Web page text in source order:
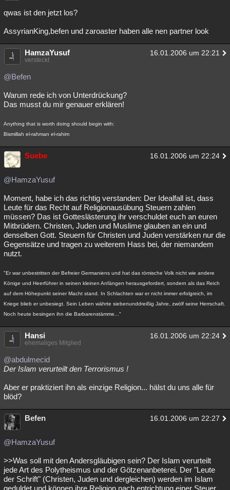
qwas ist den jetzt los?
AssyrianKing,befen und zaroaster haben alle nen partner look
HamzaYusuf 16.01.2006 um 22:21
versteckt
@Befen
Warum rede ich von Unterdrückung?
Das musst du mir genauer erklären!
Anything that is worth doing should begin with:
Bismillah el-rahman el-rahim
Suebe 16.01.2006 um 22:24
@HamzaYusuf
Moment, habe ich das richtig verstanden: Der Idealfall ist, dass
Leute für das Recht auf Religionausübung Steuern zahlen
müssen? Das ist Gotteslästerung ihr verschuldet euch an euren
Mitbrüdern. Christen, Juden und Muslime glauben an ein und
denselben Gott. Steuern für Christen und Juden verstärken nur die
Gegensätze und tragen zu weiterem Hass bei, der niemandem
nutzt.
"Er war unbestritten der Befreier Germaniens und hat das römische Volk nicht wie andere
Könige und Heerführer in seinen kleinen Anfängen herausgefordert, sondern als das Reich
auf dem Höhepunkt seiner Macht stand. In Schlachten war er nicht immer erfolgreich, im
Kriege blieb er unbesiegt. Sein Leben währte siebenunddreißig Jahre, zwölf seine Herrschaft.
Noch heute besingen ihn die Barbarenstämme..."
Hansi 16.01.2006 um 22:24
ehemaliges Mitglied
@abdulmecid
Der Islam verurteilt den Terrorismus !
Aber er praktiziert ihn als einzige Religion... hälst du uns alle für
blöd?
Befen 16.01.2006 um 22:27
@HamzaYusuf
>>Was soll mit den Andersgläubigen sein? Der Islam verurteilt
jede Art des Polytheismus und der Götzenanbeterei. Der "Leute
der Schrift" (Christen, Juden und dergleichen) werden im Islam
geduldet und können ihre Religion nach entrichtung einer Steuer,